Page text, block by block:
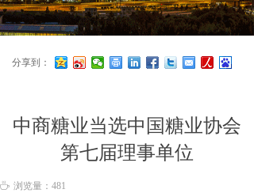
中商糖业当选中国糖业协会
第七届理事单位
ꄘ 浏览量： 481
分享到：